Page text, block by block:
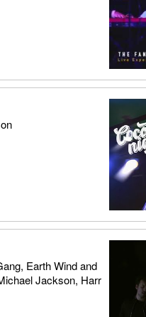
Earth Wind and
Jackson, Harr